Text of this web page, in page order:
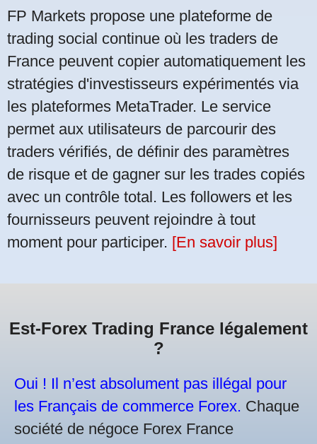
FP Markets propose une plateforme de
trading social continue où les traders de
France peuvent copier automatiquement les
stratégies d'investisseurs expérimentés via
les plateformes MetaTrader. Le service
permet aux utilisateurs de parcourir des
traders vérifiés, de définir des paramètres
de risque et de gagner sur les trades copiés
avec un contrôle total. Les followers et les
fournisseurs peuvent rejoindre à tout
moment pour participer. [En savoir plus]
Est-Forex Trading France légalement
?
Oui ! Il n’est absolument pas illégal pour
les Français de commerce Forex. Chaque
société de négoce Forex France